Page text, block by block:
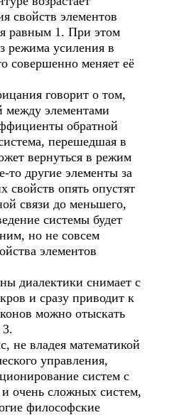
свойств элементов
равным 1. При этом
режима усиления в
совершенно меняет её
говорит о том,
между элементами
обратной
перешедшая в
вернуться в режим
то другие элементы за
свойств опять опустят
связи до меньшего,
системы будет
но не совсем
элементов
диалектики снимает с
и сразу приводит к
можно отыскать
3.
не владея математикой
управления,
систем с
очень сложных систем,
философские